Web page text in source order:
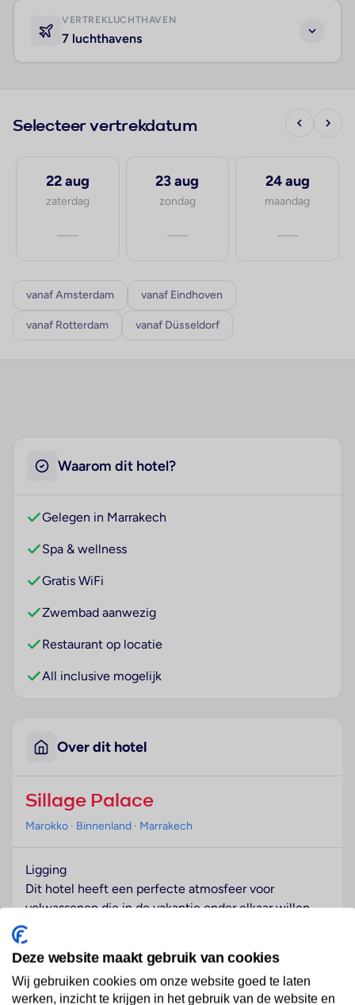
VERTREKLUCHTHAVEN
7 luchthavens
Selecteer vertrekdatum
22 aug
zaterdag
—
23 aug
zondag
—
24 aug
maandag
—
vanaf Amsterdam vanaf Eindhoven
vanaf Rotterdam vanaf Düsseldorf
Waarom dit hotel?
Gelegen in Marrakech
Spa & wellness
Gratis WiFi
Zwembad aanwezig
Restaurant op locatie
All inclusive mogelijk
Over dit hotel
Sillage Palace
Marokko · Binnenland · Marrakech
Ligging
Dit hotel heeft een perfecte atmosfeer voor
volwassenen die in de vakantie onder elkaar willen
zijn en ligt in Marrakesh.
Hotelfaciliteiten
Het vriendelijke personeel aan de receptie is graag bij
alle vragen behulpzaam. Een bagagedepot, een kluis
Deze website maakt gebruik van cookies
Wij gebruiken cookies om onze website goed te laten
werken, inzicht te krijgen in het gebruik van de website en